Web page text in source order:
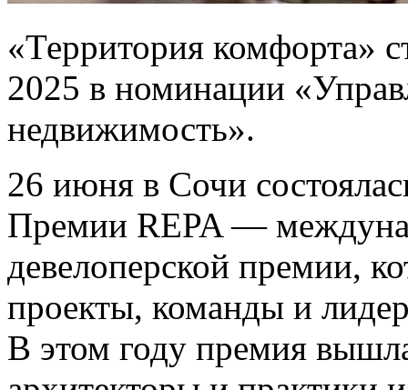
«Территория комфорта»
2025 в номинации
недвижимость».
26 июня в Сочи
Премии REPA —
девелоперской премии,
проекты, команды и
В этом году премия